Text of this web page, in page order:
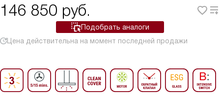
146 850 руб.
Подобрать аналоги
Цена действительна на момент последней продажи